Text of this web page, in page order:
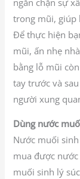
trong mũi, giúp
Để thực hiện
mũi, ấn nhẹ
bằng lỗ mũi
tay trước và
người xung
Dùng nước
Nước muối
mua được
muối sinh lý